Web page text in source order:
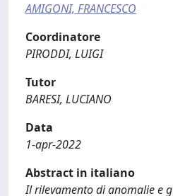
AMIGONI, FRANCESCO
Coordinatore
PIRODDI, LUIGI
Tutor
BARESI, LUCIANO
Data
1-apr-2022
Abstract in italiano
Il rilevamento di anomalie e